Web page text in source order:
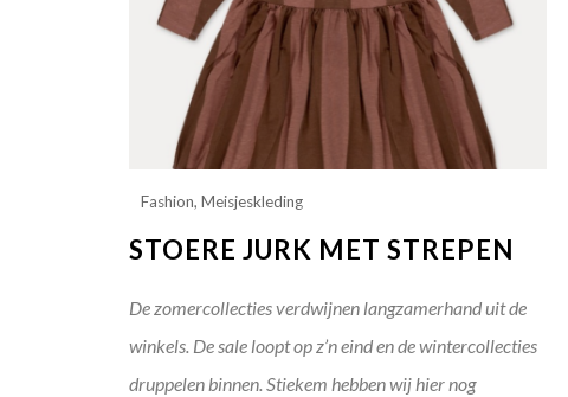
Fashion,Meisjeskleding
STOERE JURK MET STREPEN
De zomercollecties verdwijnen langzamerhand uit de
winkels. De sale loopt op z’n eind en de wintercollecties
druppelen binnen. Stiekem hebben wij hier nog